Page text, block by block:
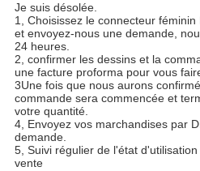
Je suis désolée.
1, Choisissez le connecteur
et envoyez-nous une demande,
24 heures.
2, confirmer les dessins et la
une facture proforma pour vous
3Une fois que nous aurons
commande sera commencée et
votre quantité.
4, Envoyez vos marchandises par
demande.
5, Suivi régulier de l'état
vente